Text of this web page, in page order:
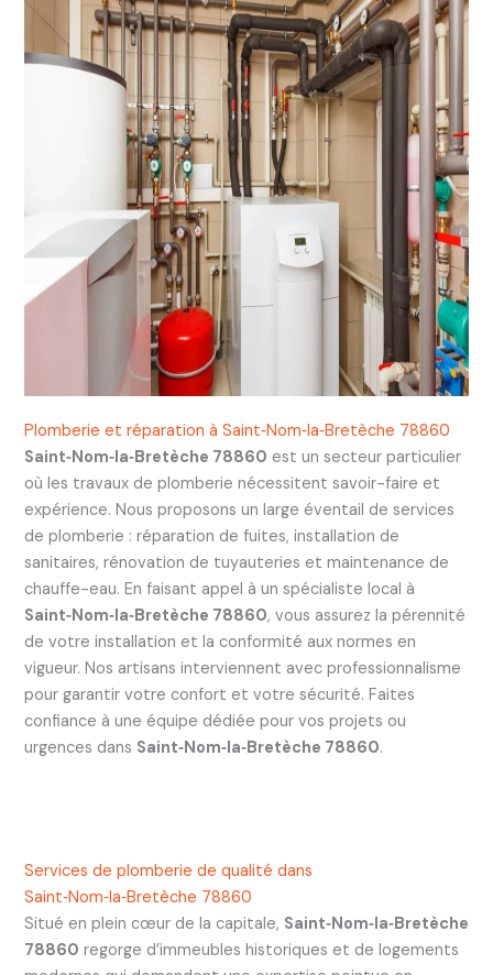
Plomberie et réparation à Saint‑Nom‑la‑Bretèche 78860
Saint‑Nom‑la‑Bretèche 78860 est un secteur particulier
où les travaux de plomberie nécessitent savoir-faire et
expérience. Nous proposons un large éventail de services
de plomberie : réparation de fuites, installation de
sanitaires, rénovation de tuyauteries et maintenance de
chauffe-eau. En faisant appel à un spécialiste local à
Saint‑Nom‑la‑Bretèche 78860, vous assurez la pérennité
de votre installation et la conformité aux normes en
vigueur. Nos artisans interviennent avec professionnalisme
pour garantir votre confort et votre sécurité. Faites
confiance à une équipe dédiée pour vos projets ou
urgences dans Saint‑Nom‑la‑Bretèche 78860.
Services de plomberie de qualité dans
Saint‑Nom‑la‑Bretèche 78860
Situé en plein cœur de la capitale, Saint‑Nom‑la‑Bretèche
78860 regorge d’immeubles historiques et de logements